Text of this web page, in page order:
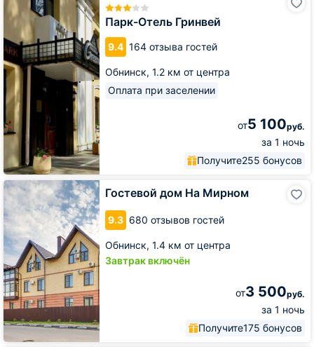
Парк-Отель Гринвей
9.4 164 отзыва гостей
Обнинск, 1.2 км от центра
Оплата при заселении
от5 100руб.
за 1 ночь
Получите255 бонусов
Отель
Гринвей
Гостевой дом На Мирном
9.3 680 отзывов гостей
Обнинск, 1.4 км от центра
Завтрак включён
от3 500руб.
за 1 ночь
Получите175 бонусов
Гостевой
дом
На
Мирном